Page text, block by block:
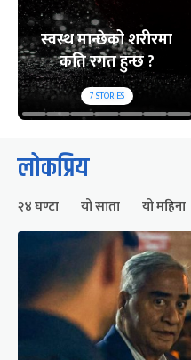
स्वस्थ मान्छेको शरीरमा
कति रगत हुन्छ ?
7STORIES
लोकप्रिय
२४ घण्टा यो साता यो महिना